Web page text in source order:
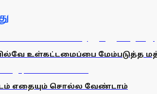
உள்கட்டமைப்பை மேம்படுத்த
எதையும் சொல்ல வேண்டாம்